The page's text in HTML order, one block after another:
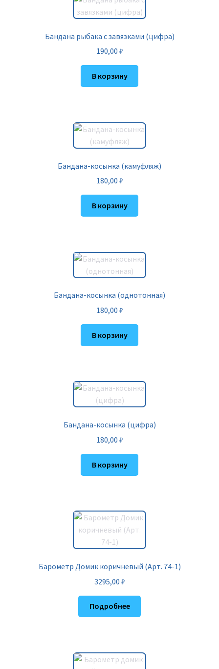
Бандана рыбака с завязками (цифра)
190,00 ₽
В корзину
Бандана-косынка (камуфляж)
180,00 ₽
В корзину
Бандана-косынка (однотонная)
180,00 ₽
В корзину
Бандана-косынка (цифра)
180,00 ₽
В корзину
Барометр Домик коричневый (Арт. 74-1)
3295,00 ₽
Подробнее